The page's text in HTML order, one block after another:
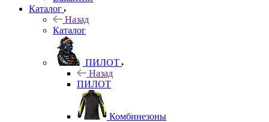
Каталог
Назад
Каталог
ПИЛОТ
Назад
ПИЛОТ
Комбинезоны